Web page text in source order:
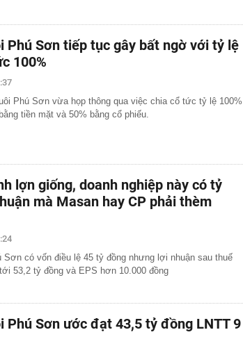
Phú Sơn tiếp tục gây bất ngờ với tỷ lệ
100%
Phú Sơn vừa họp thông qua việc chia cổ tức tỷ lệ 100%
tiền mặt và 50% bằng cổ phiếu.
lợn giống, doanh nghiệp này có tỷ
mà Masan hay CP phải thèm
Sơn có vốn điều lệ 45 tỷ đồng nhưng lợi nhuận sau thuế
53,2 tỷ đồng và EPS hơn 10.000 đồng
Phú Sơn ước đạt 43,5 tỷ đồng LNTT 9